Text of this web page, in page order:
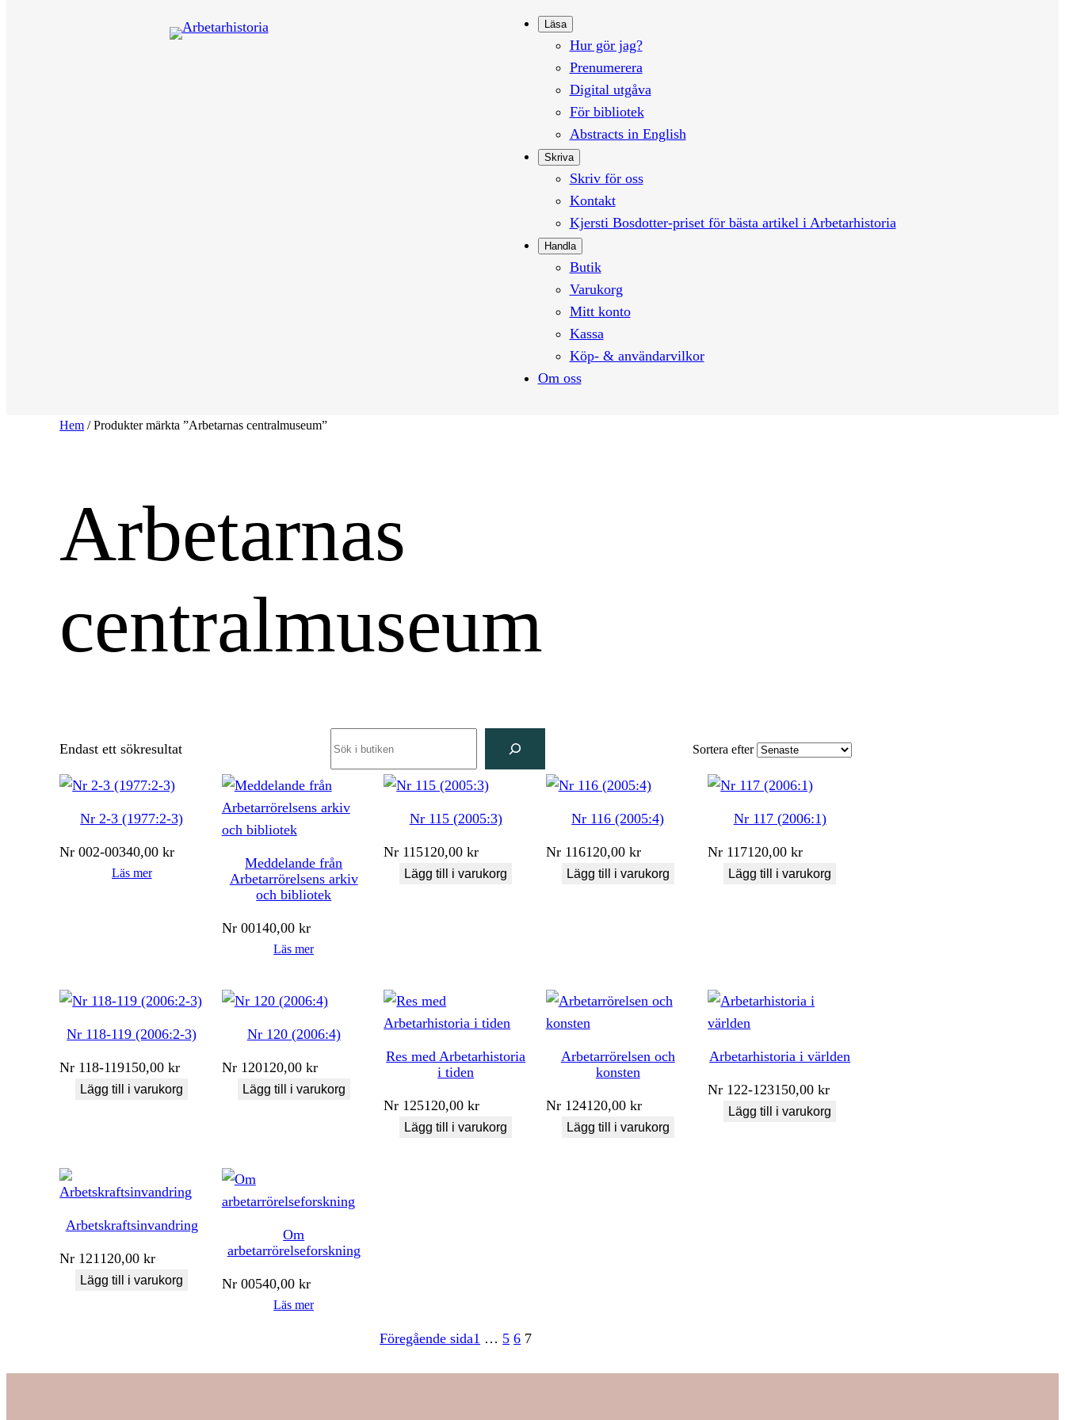
Läsa
Hur gör jag?
Prenumerera
Digital utgåva
För bibliotek
Abstracts in English
Skriva
Skriv för oss
Kontakt
Kjersti Bosdotter-priset för bästa artikel i Arbetarhistoria
Handla
Butik
Varukorg
Mitt konto
Kassa
Köp- & användarvilkor
Om oss
Hem / Produkter märkta ”Arbetarnas centralmuseum”
Arbetarnas
centralmuseum
Endast ett sökresultat Sortera efter
Nr 2-3 (1977:2-3)
Nr 002-00340,00kr
Läs mer
Meddelande från
Arbetarrörelsens arkiv
och bibliotek
Nr 00140,00 kr
Läs mer
Nr 115 (2005:3)
Nr 115120,00kr
Lägg till i varukorg
Nr 116 (2005:4)
Nr 116120,00 kr
Lägg till i varukorg
Nr 117 (2006:1)
Nr 117120,00kr
Lägg till i varukorg
Nr 118-119 (2006:2-3)
Nr 118-119150,00kr
Lägg till i varukorg
Nr 120 (2006:4)
Nr 120120,00 kr
Lägg till i varukorg
Res med Arbetarhistoria
i tiden
Nr 125120,00kr
Lägg till i varukorg
Arbetarrörelsen och
konsten
Nr 124120,00 kr
Lägg till i varukorg
Arbetarhistoria i världen
Nr 122-123150,00kr
Lägg till i varukorg
Arbetskraftsinvandring
Nr 121120,00kr
Lägg till i varukorg
Om
arbetarrörelseforskning
Nr 00540,00 kr
Läs mer
Föregående sida1 … 5 6 7